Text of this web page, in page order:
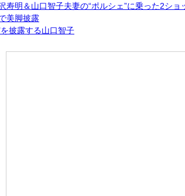
寿明＆山口智子夫妻の“ポルシェ”に乗った2ショ
美脚披露
を披露する山口智子